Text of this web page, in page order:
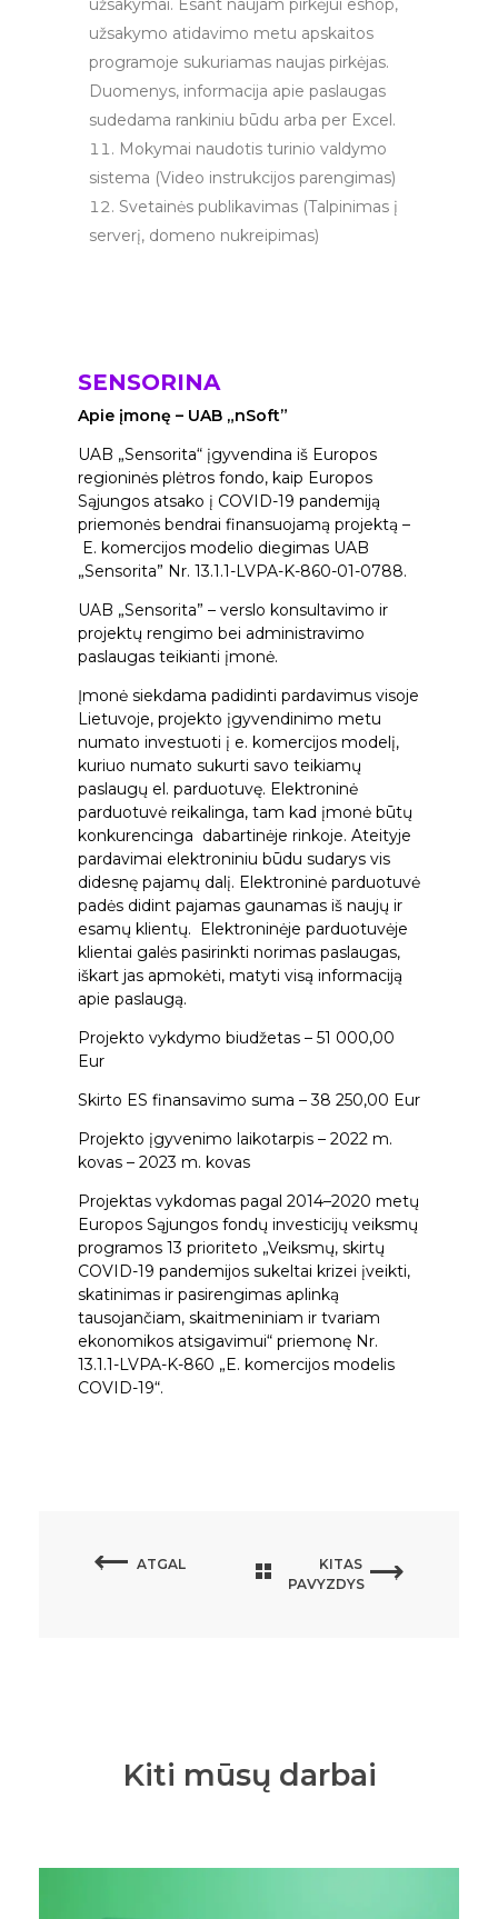
užsakymai. Esant naujam pirkėjui eshop,
užsakymo atidavimo metu apskaitos
programoje sukuriamas naujas pirkėjas.
Duomenys, informacija apie paslaugas
sudedama rankiniu būdu arba per Excel.
Mokymai naudotis turinio valdymo
sistema (Video instrukcijos parengimas)
Svetainės publikavimas (Talpinimas į
serverį, domeno nukreipimas)
SENSORINA
Apie įmonę – UAB „nSoft”
UAB „Sensorita“ įgyvendina iš Europos
regioninės plėtros fondo, kaip Europos
Sąjungos atsako į COVID-19 pandemiją
priemonės bendrai finansuojamą projektą –
E. komercijos modelio diegimas UAB
„Sensorita” Nr. 13.1.1-LVPA-K-860-01-0788.
UAB „Sensorita” – verslo konsultavimo ir
projektų rengimo bei administravimo
paslaugas teikianti įmonė.
Įmonė siekdama padidinti pardavimus visoje
Lietuvoje, projekto įgyvendinimo metu
numato investuoti į e. komercijos modelį,
kuriuo numato sukurti savo teikiamų
paslaugų el. parduotuvę. Elektroninė
parduotuvė reikalinga, tam kad įmonė būtų
konkurencinga dabartinėje rinkoje. Ateityje
pardavimai elektroniniu būdu sudarys vis
didesnę pajamų dalį. Elektroninė parduotuvė
padės didint pajamas gaunamas iš naujų ir
esamų klientų. Elektroninėje parduotuvėje
klientai galės pasirinkti norimas paslaugas,
iškart jas apmokėti, matyti visą informaciją
apie paslaugą.
Projekto vykdymo biudžetas – 51 000,00
Eur
Skirto ES finansavimo suma – 38 250,00 Eur
Projekto įgyvenimo laikotarpis – 2022 m.
kovas – 2023 m. kovas
Projektas vykdomas pagal 2014–2020 metų
Europos Sąjungos fondų investicijų veiksmų
programos 13 prioriteto „Veiksmų, skirtų
COVID-19 pandemijos sukeltai krizei įveikti,
skatinimas ir pasirengimas aplinką
tausojančiam, skaitmeniniam ir tvariam
ekonomikos atsigavimui“ priemonę Nr.
13.1.1-LVPA-K-860 „E. komercijos modelis
COVID-19“.
ATGAL
KITAS
PAVYZDYS
Kiti mūsų darbai